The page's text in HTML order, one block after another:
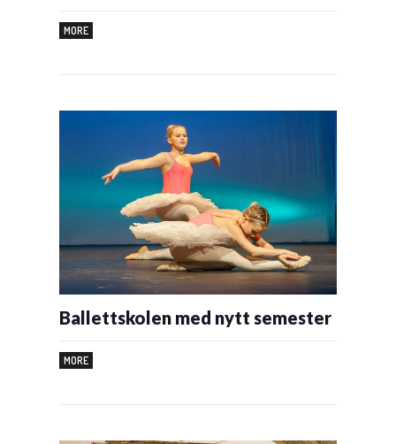
MORE
Ballettskolen med nytt semester
MORE